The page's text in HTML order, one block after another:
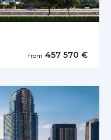
from 457 570 €